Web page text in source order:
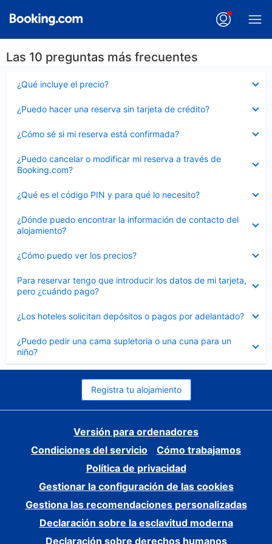
Las 10 preguntas más frecuentes
¿Qué incluye el precio?
cerrado
¿Puedo hacer una reserva sin tarjeta de crédito?
cerrado
¿Cómo sé si mi reserva está confirmada?
cerrado
¿Puedo cancelar o modificar mi reserva a través de
Booking.com?
cerrado
¿Qué es el código PIN y para qué lo necesito?
cerrado
¿Dónde puedo encontrar la información de contacto del
alojamiento?
cerrado
¿Cómo puedo ver los precios?
cerrado
Para reservar tengo que introducir los datos de mi tarjeta,
pero ¿cuándo pago?
cerrado
¿Los hoteles solicitan depósitos o pagos por adelantado?
cerrado
¿Puedo pedir una cama supletoria o una cuna para un
niño?
cerrado
Registra tu alojamiento
Versión para ordenadores
Condiciones del servicio
Cómo trabajamos
Política de privacidad
Gestionar la configuración de las cookies
Gestiona las recomendaciones personalizadas
Declaración sobre la esclavitud moderna
Declaración sobre derechos humanos